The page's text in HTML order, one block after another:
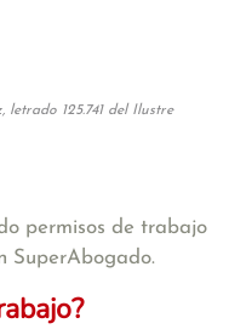
letrado 125.741 del Ilustre
permisos de trabajo
SuperAbogado.